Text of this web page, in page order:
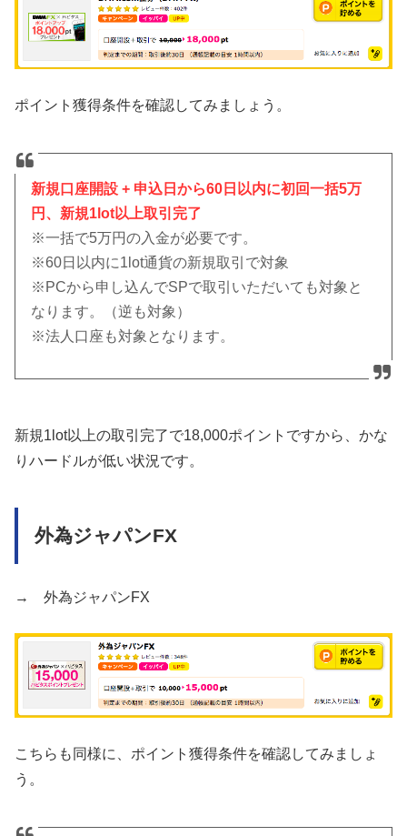
ポイント獲得条件を確認してみましょう。
新規口座開設 + 申込日から60日以内に初回一括5万
円、新規1lot以上取引完了
※一括で5万円の入金が必要です。
※60日以内に1lot通貨の新規取引で対象
※PCから申し込んでSPで取引いただいても対象と
なります。（逆も対象）
※法人口座も対象となります。
新規1lot以上の取引完了で18,000ポイントですから、かな
りハードルが低い状況です。
外為ジャパンFX
→ 外為ジャパンFX
こちらも同様に、ポイント獲得条件を確認してみましょ
う。